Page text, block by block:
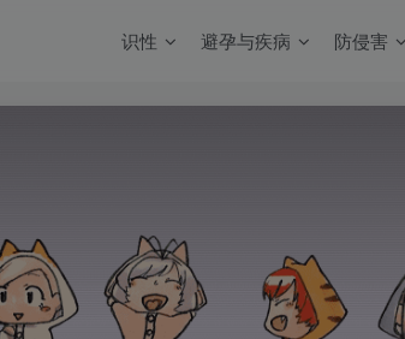
识性 避孕与疾病 防侵害